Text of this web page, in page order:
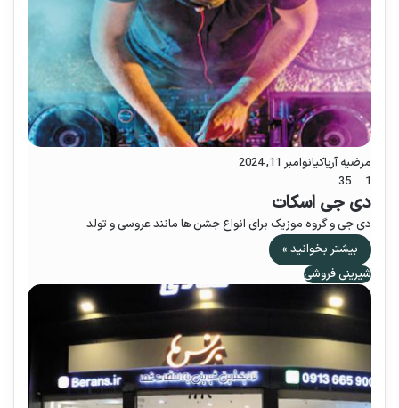
مرضیه آریاکیانوامبر 11, 2024
1
دی جی اسکات
دی جی و گروه موزیک برای انواع جشن ها مانند عروسی و تولد
بیشتر بخوانید »
شیرینی فروشی